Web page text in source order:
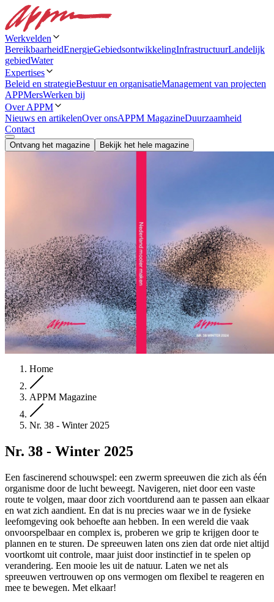
Werkvelden
BereikbaarheidEnergieGebiedsontwikkelingInfrastructuurLandelijk
gebiedWater
Expertises
Beleid en strategieBestuur en organisatieManagement van projecten
APPMersWerken bij
Over APPM
Nieuws en artikelenOver onsAPPM MagazineDuurzaamheid
Contact
Ontvang het magazine Bekijk het hele magazine
Home
APPM Magazine
Nr. 38 - Winter 2025
Nr. 38 - Winter 2025
Een fascinerend schouwspel: een zwerm spreeuwen die zich als één
organisme door de lucht beweegt. Navigeren, niet door een vaste
route te volgen, maar door zich voortdurend aan te passen aan elkaar
en wat zich aandient. En dat is nu precies waar we in de fysieke
leefomgeving ook behoefte aan hebben. In een wereld die vaak
onvoorspelbaar en complex is, proberen we grip te krijgen door te
plannen en te sturen. De spreeuwen laten ons zien dat orde niet altijd
voortkomt uit controle, maar juist door instinctief in te spelen op
verandering. Een mooie les uit de natuur. Laten we net als
spreeuwen vertrouwen op ons vermogen om flexibel te reageren en
mee te bewegen. Met elkaar!